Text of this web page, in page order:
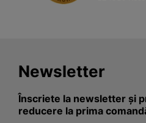
Newsletter
Înscriete la newsletter și
reducere la prima